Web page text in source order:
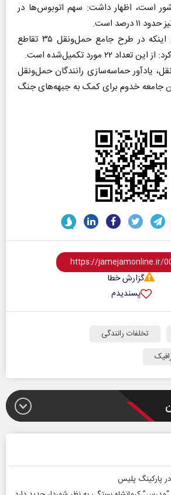
است، اظهار داشت: سهم اتوبوس‌ها در
درصد است.
خانه‌زاد یزدی با بیان اینکه در طرح جامع حمل‌ونقل ۳۵ تقاطع
۲۲ مورد تکمیل‌شده است.
یادآور حماسه‌سازی رانندگان حمل‌ونقل
این جامعه خدوم برای کمک به جبهه‌های جنگ
گزارش خطا
پسندیدم
تخلفات رانندگی